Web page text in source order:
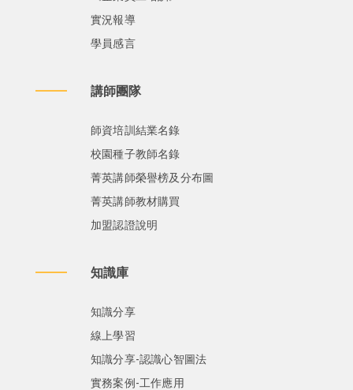
實況報導
學員感言
講師團隊
師資培訓結業名錄
校園種子教師名錄
菁英講師榮譽榜及分布圖
菁英講師教材購買
加盟認證說明
知識庫
知識分享
線上學習
知識分享-認識心智圖法
實務案例-工作應用